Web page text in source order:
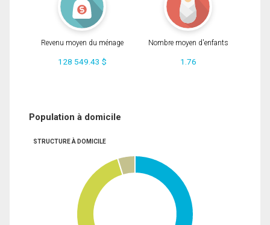
Revenu moyen du ménage
128 549.43 $
Nombre moyen d'enfants
1.76
Population à domicile
STRUCTURE À DOMICILE